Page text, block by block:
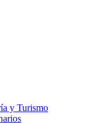
y Turismo